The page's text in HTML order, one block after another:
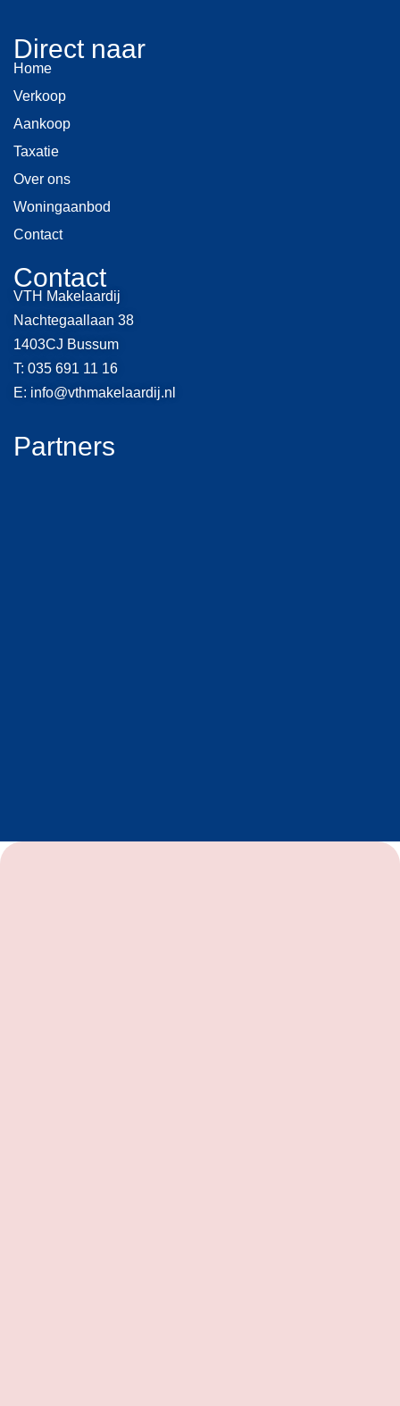
Direct naar
Home
Verkoop
Aankoop
Taxatie
Over ons
Woningaanbod
Contact
Contact
VTH Makelaardij
Nachtegaallaan 38
1403CJ Bussum
T: 035 691 11 16
E: info@vthmakelaardij.nl
Partners